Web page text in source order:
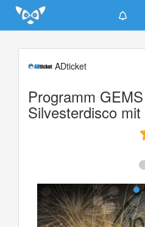
Update cookies preferences
ADticket
Programm
Silvesterdisco